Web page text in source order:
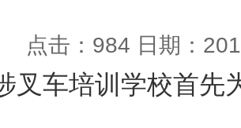
点击：984 日期：
叉车培训学校首先